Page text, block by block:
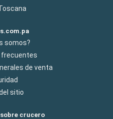
somos?
de venta
sitio
crucero